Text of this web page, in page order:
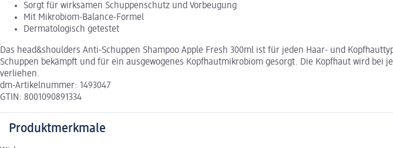
Sorgt für wirksamen Schuppenschutz und Vorbeugung
Mit Mikrobiom-Balance-Formel
Dermatologisch getestet
Das head&shoulders Anti-Schuppen Shampoo Apple Fresh 300ml ist für jeden Haar- und
Schuppen bekämpft und für ein ausgewogenes Kopfhautmikrobiom gesorgt. Die Kopfhaut wird
verliehen.
dm-Artikelnummer: 1493047
GTIN: 8001090891334
Produktmerkmale